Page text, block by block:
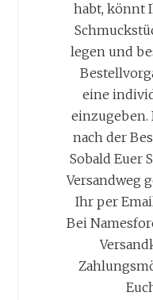
habt, könnt
legen und
eine
nach der
Sobald Euer
Versandweg
Ihr per
Bei